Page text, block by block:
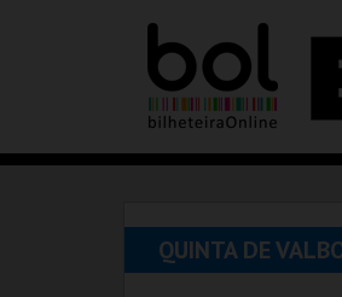
QUINTA DE